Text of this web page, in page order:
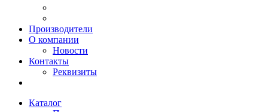
Производители
О компании
Новости
Контакты
Реквизиты
Каталог